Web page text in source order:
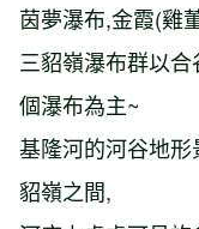
茵夢瀑布,金霞(雞
三貂嶺瀑布群以
個瀑布為主~
基隆河的河谷地
貂嶺之間,